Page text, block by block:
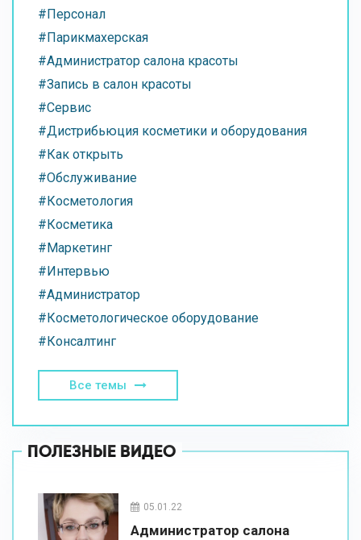
#Персонал
#Парикмахерская
#Администратор салона красоты
#Запись в салон красоты
#Сервис
#Дистрибьюция косметики и оборудования
#Как открыть
#Обслуживание
#Косметология
#Косметика
#Маркетинг
#Интервью
#Администратор
#Косметологическое оборудование
#Консалтинг
Все темы
ПОЛЕЗНЫЕ ВИДЕО
05.01.22
Администратор салона